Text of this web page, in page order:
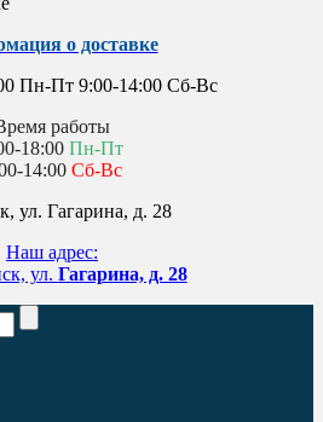
о доставке
работы
18:00 Пн-Пт
14:00 Сб-Вс
Наш адрес:
ул. Гагарина, д. 28